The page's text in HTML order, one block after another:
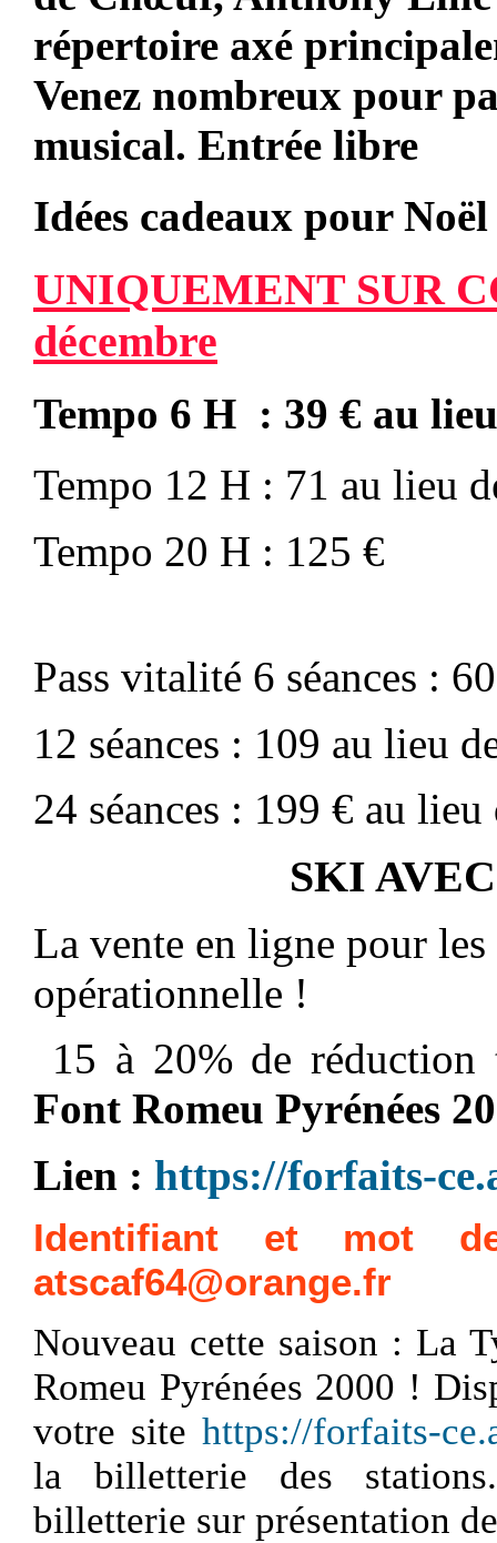
répertoire axé
Venez nombreux pour
musical. Entrée libre
Idées cadeaux pour
UNIQUEMENT SUR
décembre
Tempo 6 H : 39 € au
Tempo 12 H : 71 au lieu
Tempo 20 H : 125 €
Pass vitalité 6 séances :
12 séances : 109 au lieu
24 séances : 199 € au
SKI
La vente en ligne pour
opérationnelle !
15 à 20% de
Font Romeu Pyrénées
Lien : https://forfaits-
Identifiant et mot
atscaf64@orange.fr
Nouveau cette saison : La
Romeu Pyrénées 2000 !
votre site https://forfaits-
la billetterie des
billetterie sur présentation